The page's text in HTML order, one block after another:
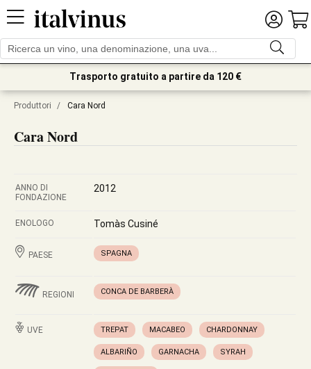
Trasporto gratuito a partire da 120 €
Produttori / Cara Nord
Cara Nord
ANNO DI
FONDAZIONE
2012
ENOLOGO Tomàs Cusiné
PAESE SPAGNA
REGIONI CONCA DE BARBERÀ
UVE TREPAT MACABEO CHARDONNAY
ALBARIÑO GARNACHA SYRAH